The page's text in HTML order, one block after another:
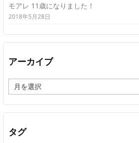
モアレ 11歳になりました！
2018年5月28日
アーカイブ
ー
カ
イ
タグ